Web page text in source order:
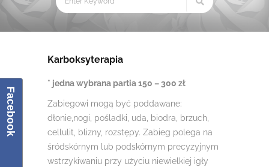
Karboksyterapia
* jedna wybrana partia 150 – 300 zł
Zabiegowi mogą być poddawane:
dłonie,nogi, pośladki, uda, biodra, brzuch,
cellulit, blizny, rozstępy. Zabieg polega na
śródskórnym lub podskórnym precyzyjnym
wstrzykiwaniu przy użyciu niewielkiej igły
Facebook